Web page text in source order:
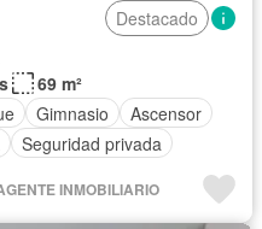
Destacado
69 m²
Gimnasio
Ascensor
Seguridad privada
INMOBILIARIO